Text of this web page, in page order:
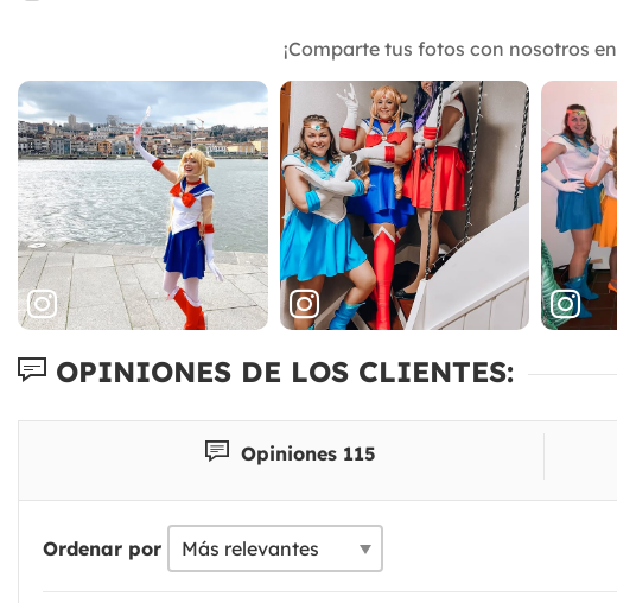
¡Comparte tus fotos con nosotros en
OPINIONES DE LOS CLIENTES:
Opiniones 115
Ordenar por